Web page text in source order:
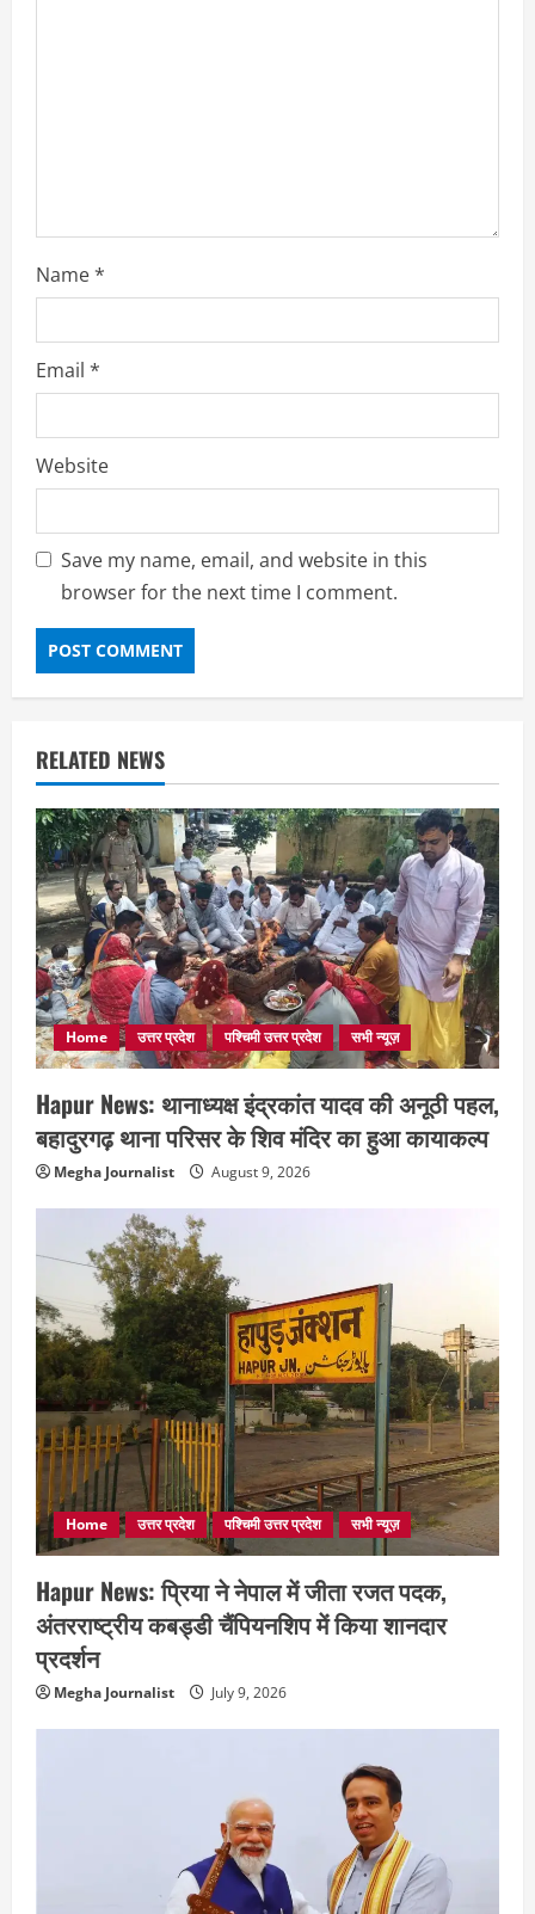
Name*
Email *
Website
Save my name, email, and website in this
browser for the next time I comment.
RELATED NEWS
Home उत्तर प्रदेश पश्चिमी उत्तर प्रदेश सभी न्यूज़
Hapur News: थानाध्यक्ष इंद्रकांत यादव की अनूठी पहल,
बहादुरगढ़ थाना परिसर के शिव मंदिर का हुआ कायाकल्प
Megha Journalist August 9, 2026
Home उत्तर प्रदेश पश्चिमी उत्तर प्रदेश सभी न्यूज़
Hapur News: प्रिया ने नेपाल में जीता रजत पदक,
अंतरराष्ट्रीय कबड्डी चैंपियनशिप में किया शानदार
प्रदर्शन
Megha Journalist July 9, 2026